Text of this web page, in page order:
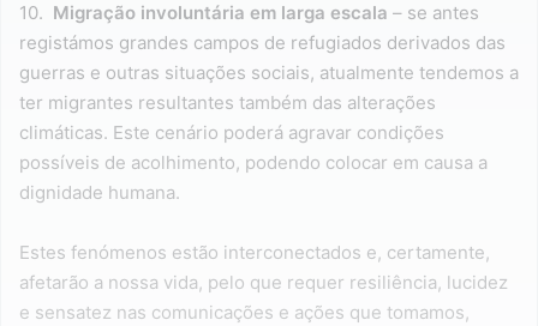
10. Migração involuntária em larga escala – se antes
registámos grandes campos de refugiados derivados das
guerras e outras situações sociais, atualmente tendemos a
ter migrantes resultantes também das alterações
climáticas. Este cenário poderá agravar condições
possíveis de acolhimento, podendo colocar em causa a
dignidade humana.
Estes fenómenos estão interconectados e, certamente,
afetarão a nossa vida, pelo que requer resiliência, lucidez
e sensatez nas comunicações e ações que tomamos,